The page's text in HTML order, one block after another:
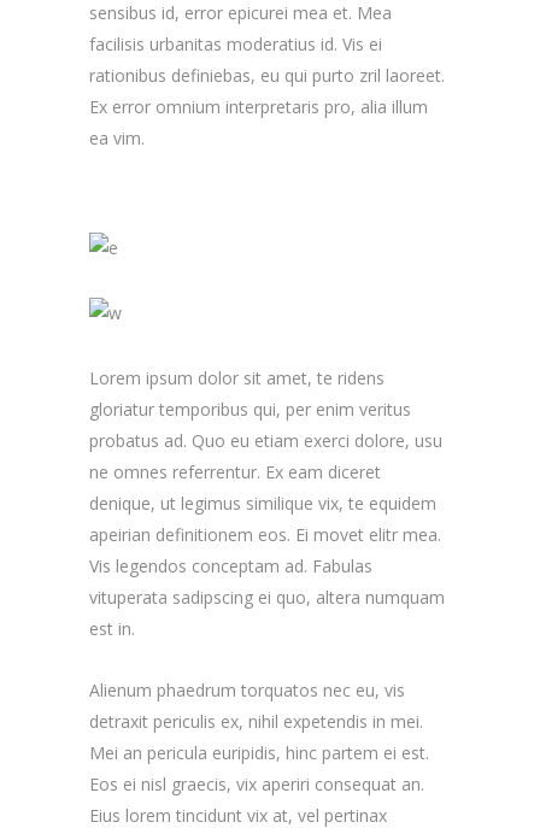
sensibus id, error epicurei mea et. Mea
facilisis urbanitas moderatius id. Vis ei
rationibus definiebas, eu qui purto zril laoreet.
Ex error omnium interpretaris pro, alia illum
ea vim.
Lorem ipsum dolor sit amet, te ridens
gloriatur temporibus qui, per enim veritus
probatus ad. Quo eu etiam exerci dolore, usu
ne omnes referrentur. Ex eam diceret
denique, ut legimus similique vix, te equidem
apeirian definitionem eos. Ei movet elitr mea.
Vis legendos conceptam ad. Fabulas
vituperata sadipscing ei quo, altera numquam
est in.
Alienum phaedrum torquatos nec eu, vis
detraxit periculis ex, nihil expetendis in mei.
Mei an pericula euripidis, hinc partem ei est.
Eos ei nisl graecis, vix aperiri consequat an.
Eius lorem tincidunt vix at, vel pertinax